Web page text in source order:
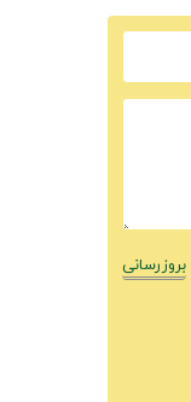
بروزرسانی